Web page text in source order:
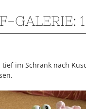
GALERIE:
im Schrank nach